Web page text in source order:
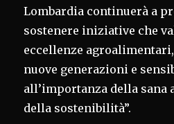
Lombardia continuerà a
sostenere iniziative che
eccellenze
nuove generazioni e
all’importanza della sana
della sostenibilità”.